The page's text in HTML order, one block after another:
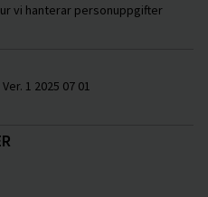
vi hanterar personuppgifter
1 2025 07 01